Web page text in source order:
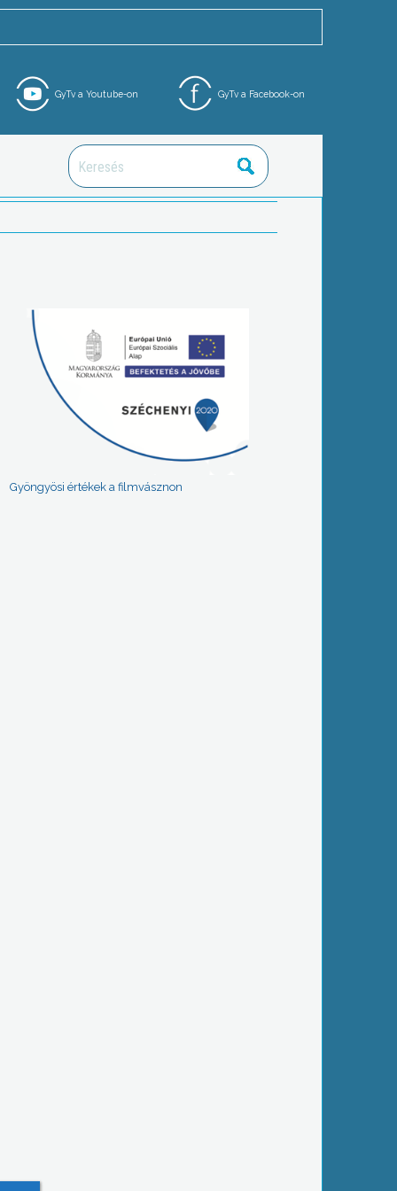
GyTv a Facebook-on
GyTv a Youtube-on
Gyöngyösi értékek a filmvásznon